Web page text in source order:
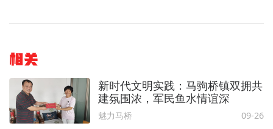
相关
新时代文明实践：马驹桥镇双拥共
建氛围浓，军民鱼水情谊深
魅力马桥 09-26